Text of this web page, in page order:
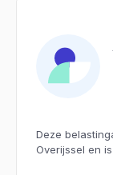
Deze
Overijssel en